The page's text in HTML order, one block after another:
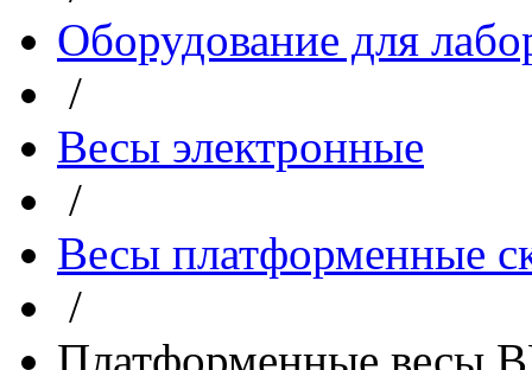
Оборудование для
/
Весы электронные
/
Весы платформенные
/